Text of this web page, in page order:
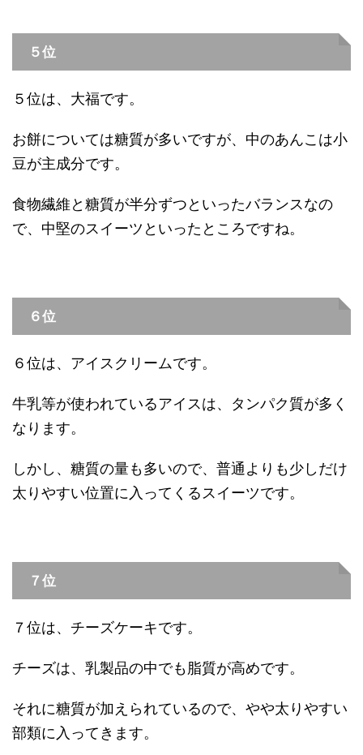
５位
５位は、大福です。
お餅については糖質が多いですが、中のあんこは小
豆が主成分です。
食物繊維と糖質が半分ずつといったバランスなの
で、中堅のスイーツといったところですね。
６位
６位は、アイスクリームです。
牛乳等が使われているアイスは、タンパク質が多く
なります。
しかし、糖質の量も多いので、普通よりも少しだけ
太りやすい位置に入ってくるスイーツです。
７位
７位は、チーズケーキです。
チーズは、乳製品の中でも脂質が高めです。
それに糖質が加えられているので、やや太りやすい
部類に入ってきます。